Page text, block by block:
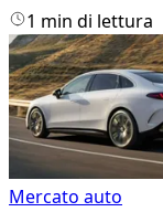
1 min di lettura
Mercato auto